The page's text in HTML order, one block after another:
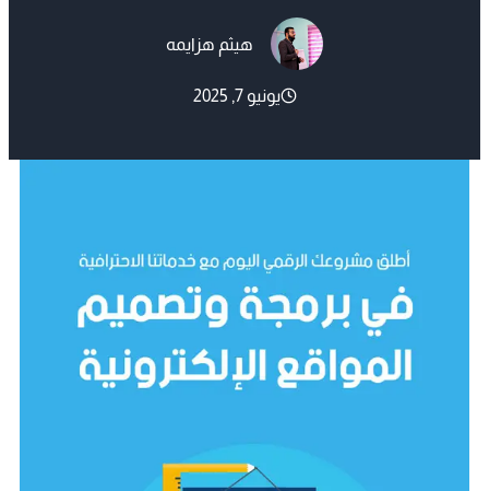
تدير مشروعًا صغيرًا في الأردن أو مؤسسة
طبية كبرى في السعودية، فإن اختيار شركة
تصميم مواقع محترفة هو أول خطوة نحو
هيثم هزايمه
يونيو 7, 2025